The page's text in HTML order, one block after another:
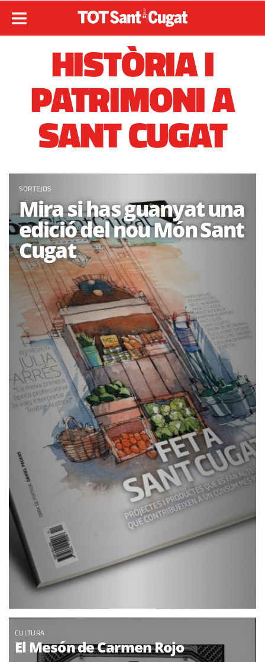
HISTÒRIA I
PATRIMONI A
SANT CUGAT
SORTEJOS
Mira si has guanyat una
edició del nou Món Sant
Cugat
CULTURA
El Mesón de Carmen Rojo